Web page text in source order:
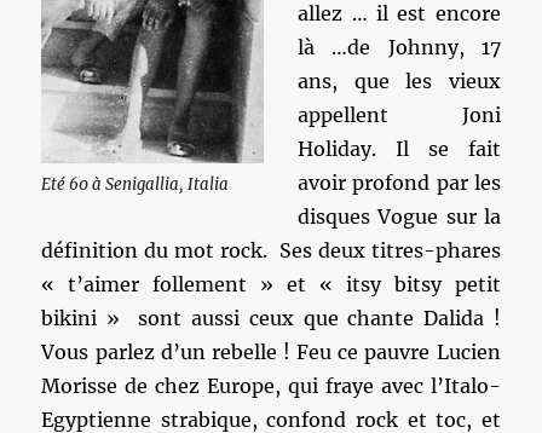
Eté 60 à Senigallia, Italia
allez … il est encore
là …de Johnny, 17
ans, que les vieux
appellent Joni
Holiday. Il se fait
avoir profond par les
disques Vogue sur la
définition du mot rock. Ses deux titres-phares
« t’aimer follement » et « itsy bitsy petit
bikini » sont aussi ceux que chante Dalida !
Vous parlez d’un rebelle ! Feu ce pauvre Lucien
Morisse de chez Europe, qui fraye avec l’Italo-
Egyptienne strabique, confond rock et toc, et